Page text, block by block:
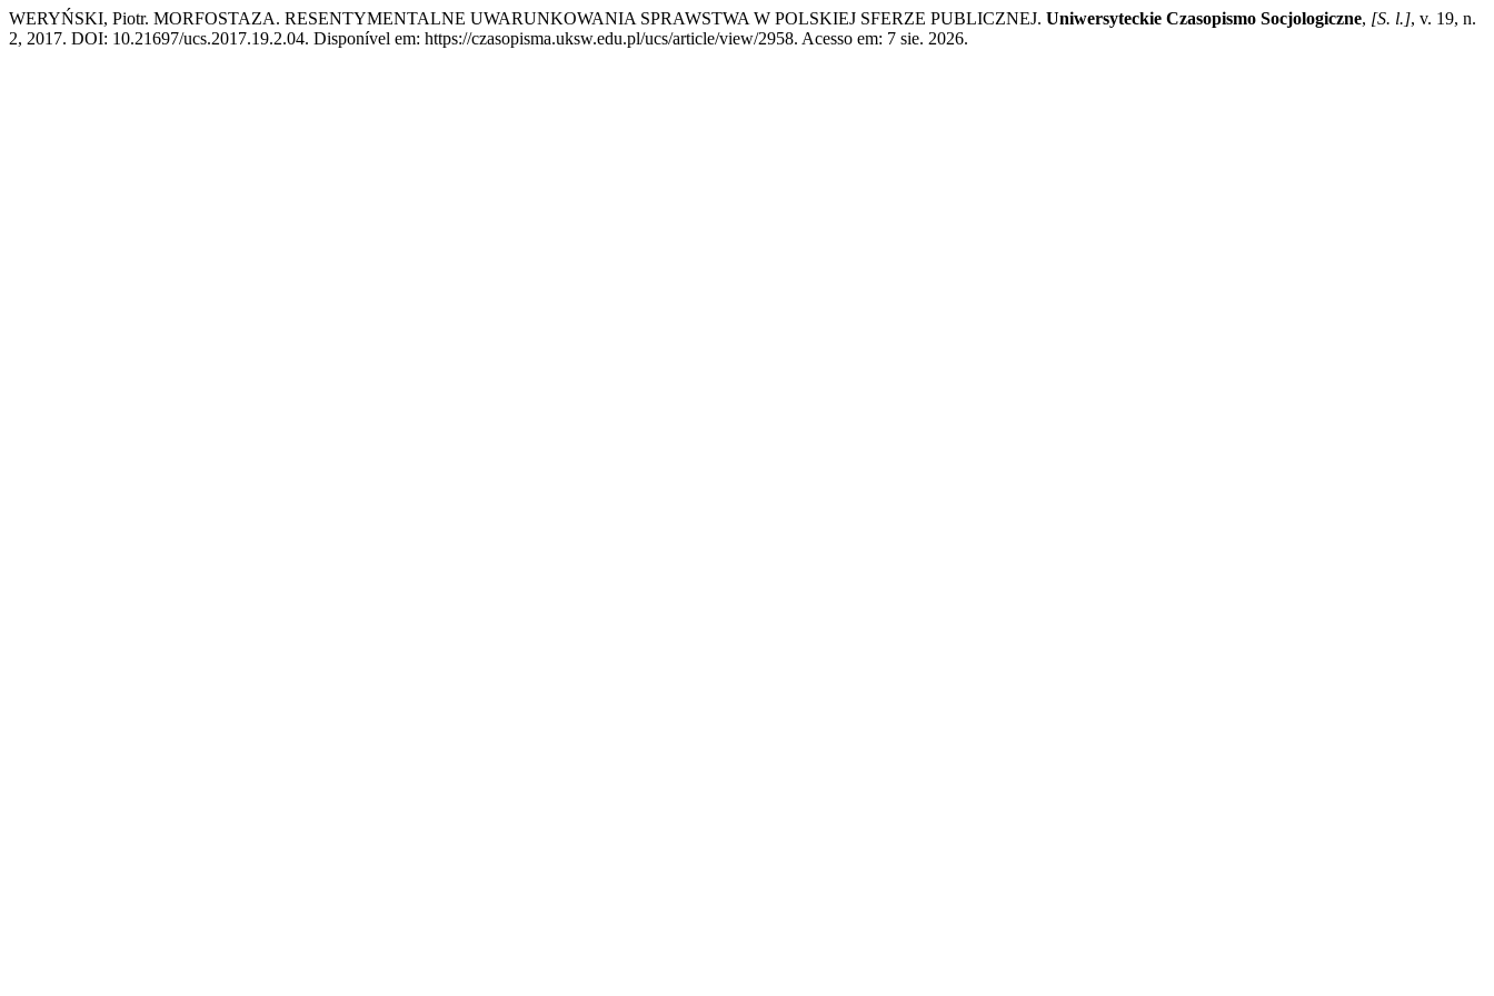
WERYŃSKI, Piotr. MORFOSTAZA. RESENTYMENTALNE UWARUNKOWANIA SPRAWSTWA W POLSKIEJ SFERZE PUBLICZNEJ. Uniwersyteckie Czasopismo Socjologiczne, [S. l.], v. 19, n.
2, 2017. DOI: 10.21697/ucs.2017.19.2.04. Disponível em: https://czasopisma.uksw.edu.pl/ucs/article/view/2958. Acesso em: 7 sie. 2026.